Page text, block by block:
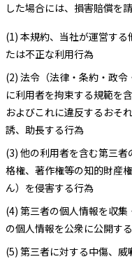
した場合には、損害賠償を
(1) 本規約、当社が運営す
たは不正な利用行為
(2) 法令（法律・条約・政
に利用者を拘束する規範を
およびこれに違反するおそ
誘、助長する行為
(3) 他の利用者を含む第三
格権、著作権等の知的財産
ん）を侵害する行為
(4) 第三者の個人情報を収
の個人情報を公衆に公開す
(5) 第三者に対する中傷、